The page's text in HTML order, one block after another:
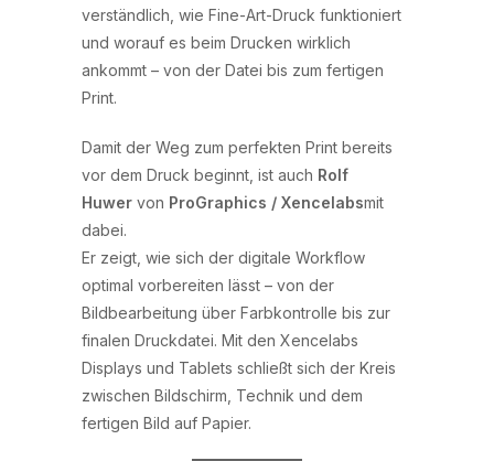
verständlich, wie Fine-Art-Druck funktioniert
und worauf es beim Drucken wirklich
ankommt – von der Datei bis zum fertigen
Print.
Damit der Weg zum perfekten Print bereits
vor dem Druck beginnt, ist auch Rolf
Huwer von ProGraphics / Xencelabsmit
dabei.
Er zeigt, wie sich der digitale Workflow
optimal vorbereiten lässt – von der
Bildbearbeitung über Farbkontrolle bis zur
finalen Druckdatei. Mit den Xencelabs
Displays und Tablets schließt sich der Kreis
zwischen Bildschirm, Technik und dem
fertigen Bild auf Papier.